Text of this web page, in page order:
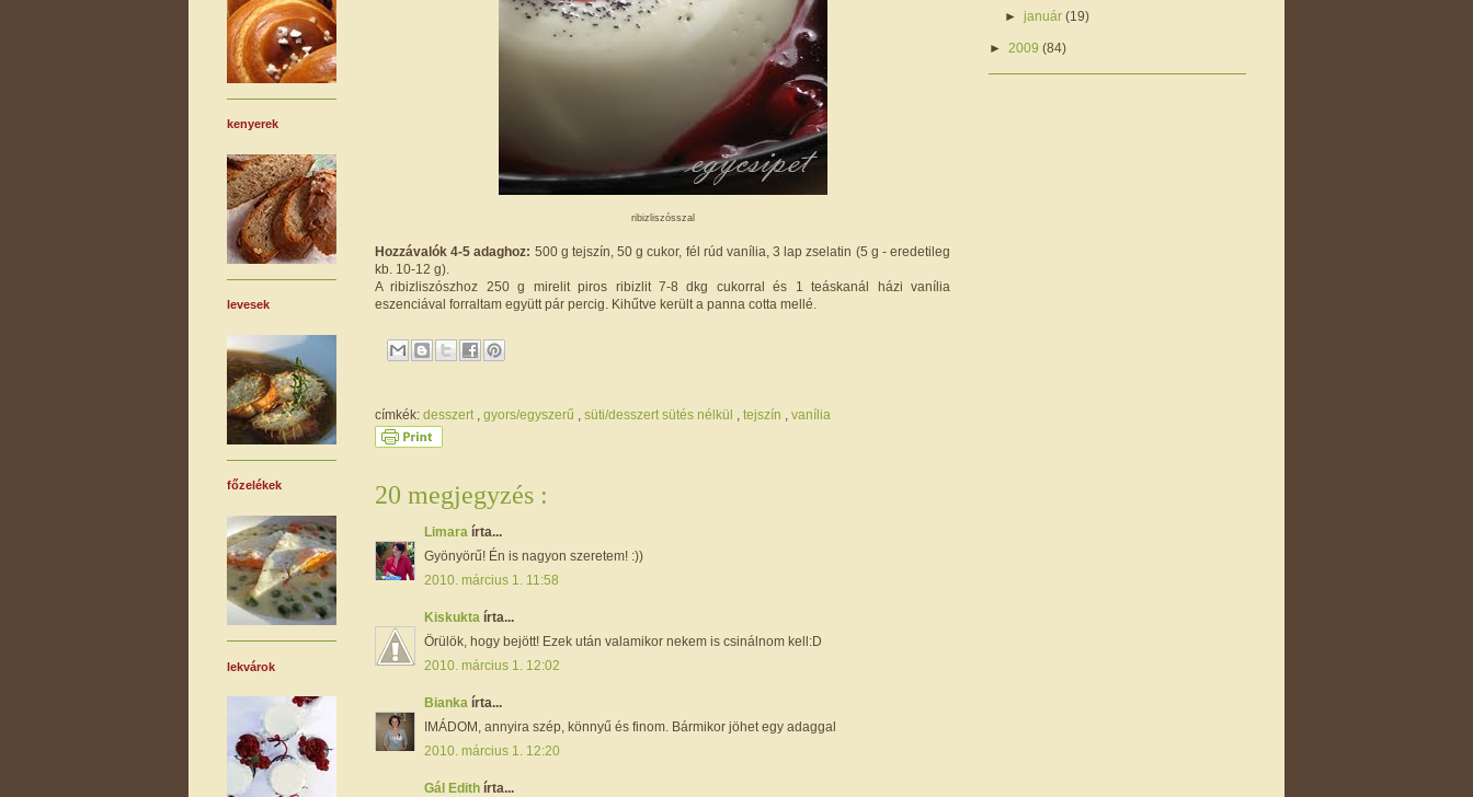
ribizliszósszal
Hozzávalók 4-5 adaghoz: 500 g tejszín, 50 g cukor, fél rúd vanília, 3 lap zselatin (5 g - eredetileg
kb. 10-12 g).
A ribizliszószhoz 250 g mirelit piros ribizlit 7-8 dkg cukorral és 1 teáskanál házi vanília
eszenciával forraltam együtt pár percig. Kihűtve került a panna cotta mellé.
címkék: desszert gyors/egyszerű süti/desszert sütés nélkül tejszín vanília
20 megjegyzés :
Limara írta...
Gyönyörű! Én is nagyon szeretem! :))
2010. március 1. 11:58
Kiskukta írta...
Örülök, hogy bejött! Ezek után valamikor nekem is csinálnom kell:D
2010. március 1. 12:02
Bianka írta...
IMÁDOM, annyira szép, könnyű és finom. Bármikor jöhet egy adaggal
2010. március 1. 12:20
Gál Edith írta...
kenyerek
levesek
főzelékek
lekvárok
►január(19)
► 2009 (84)